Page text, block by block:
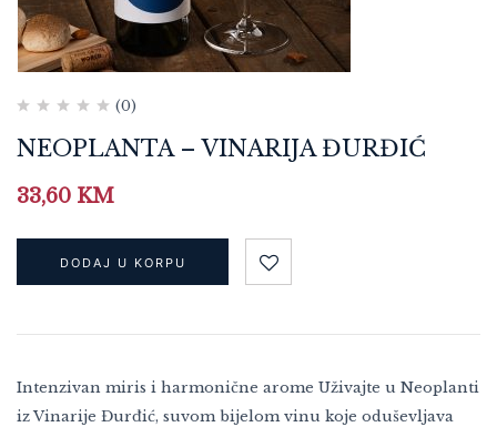
(0)
NEOPLANTA – VINARIJA ĐURĐIĆ
33,60 KM
DODAJ U KORPU
Intenzivan miris i harmonične arome Uživajte u Neoplanti
iz Vinarije Đurđić, suvom bijelom vinu koje oduševljava